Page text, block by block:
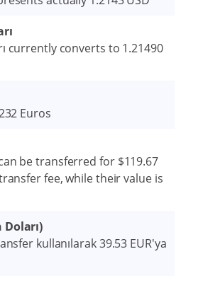
currently converts to 1.21490
Euros
be transferred for $119.67
fee, while their value is
Doları)
kullanılarak 39.53 EUR'ya